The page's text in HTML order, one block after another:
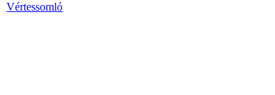
Vértessomló